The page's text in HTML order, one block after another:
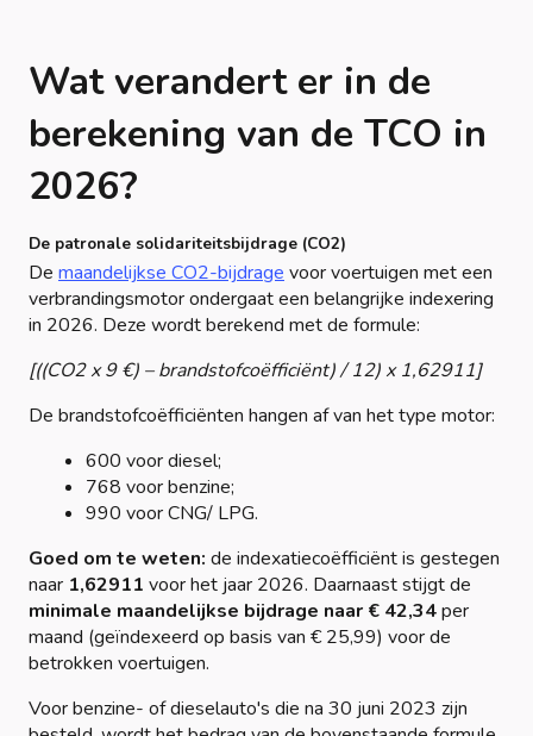
Wat verandert er in de
berekening van de TCO in
2026?
De patronale solidariteitsbijdrage (CO2)
De maandelijkse CO2-bijdrage voor voertuigen met een
verbrandingsmotor ondergaat een belangrijke indexering
in 2026. Deze wordt berekend met de formule:
[((CO2 x 9 €) – brandstofcoëfficiënt) / 12) x 1,62911]
De brandstofcoëfficiënten hangen af van het type motor:
600 voor diesel;
768 voor benzine;
990 voor CNG/ LPG.
Goed om te weten: de indexatiecoëfficiënt is gestegen
naar 1,62911 voor het jaar 2026. Daarnaast stijgt de
minimale maandelijkse bijdrage naar € 42,34per
maand (geïndexeerd op basis van € 25,99) voor de
betrokken voertuigen.
Voor benzine- of dieselauto's die na 30 juni 2023 zijn